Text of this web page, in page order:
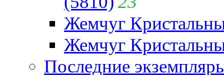
Жемчуг
Жемчуг
Последние